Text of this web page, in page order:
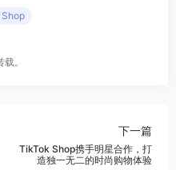
。
下一篇
TikTok Shop携手明星合作，打
造独一无二的时尚购物体验